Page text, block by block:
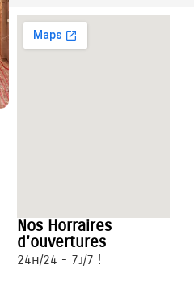
Nos Horraires
d'ouvertures
24h/24 - 7j/7 !